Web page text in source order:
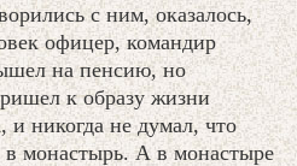
с ним, оказалось,
офицер, командир
на пенсию, но
к образу жизни
и никогда не думал, что
в монастырь. А в монастыре